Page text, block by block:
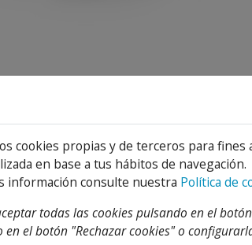
CATEGORIA
cookies propias y de terceros para
en base a tus hábitos de navegación.
información consulte nuestra Política de
todas las cookies pulsando en el
en el botón "Rechazar cookies" o